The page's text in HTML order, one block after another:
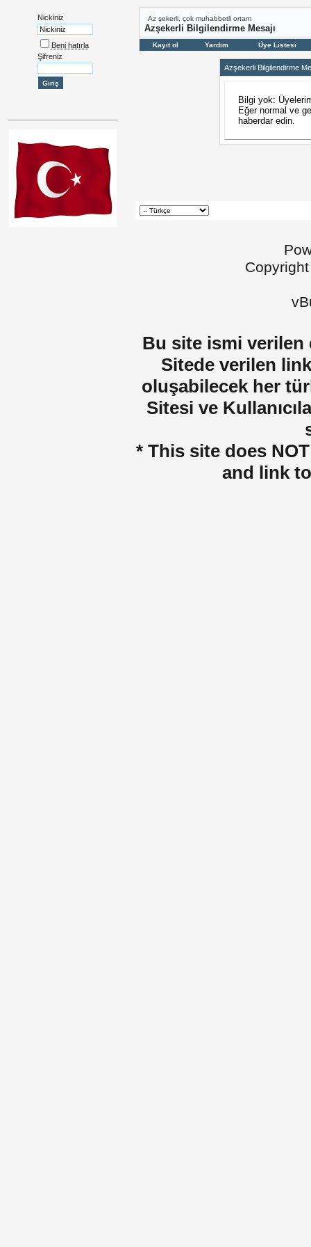
Nickiniz
Beni hatırla
Şifreniz
Az şekerli, çok muhabbetli ortam
Azşekerli Bilgilendirme Mesajı
Kayıt ol Yardım Üye Listesi
Azşekerli Bilgilendirme
Bilgi yok:
Eğer normal ve
haberdar edin.
Bu site ismi verilen
Sitede verilen
oluşabilecek her
Sitesi ve
* This site does
and link